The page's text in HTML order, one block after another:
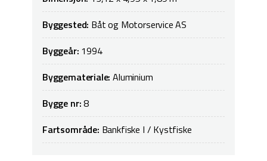
Byggested: Båt og Motorservice AS
Byggeår: 1994
Byggemateriale:Aluminium
Bygge nr:8
Fartsområde: Bankfiske I / Kystfiske